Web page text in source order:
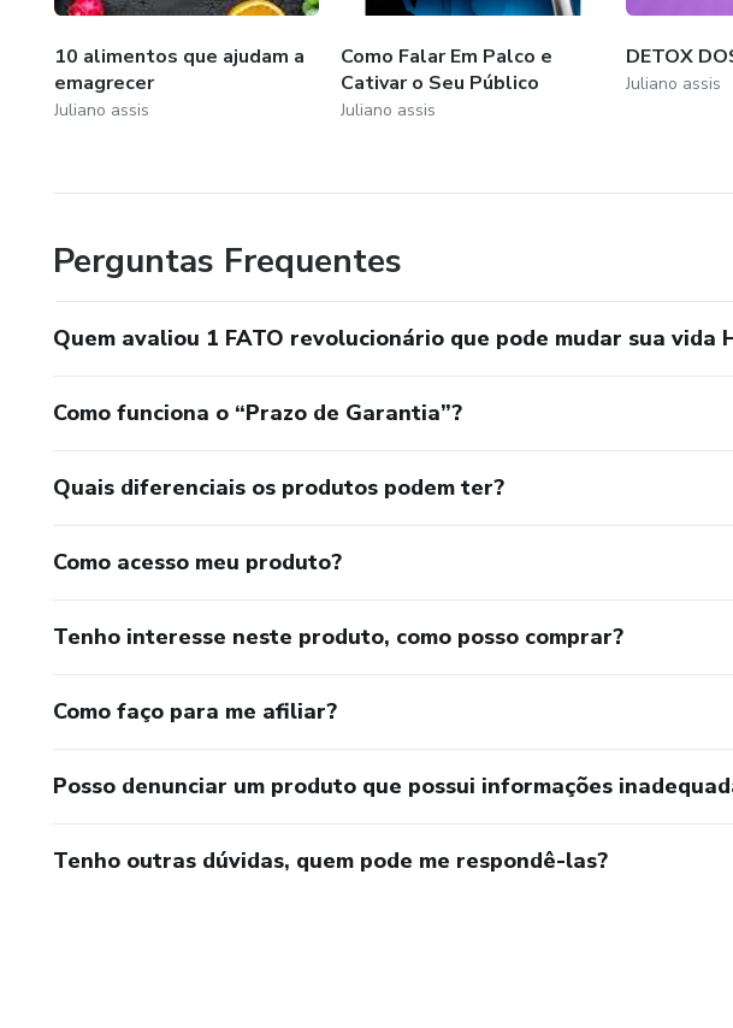
10 alimentos que ajudam a
emagrecer
Juliano assis
Como Falar Em Palco e
Cativar o Seu Público
Juliano assis
DETOX
Juliano assis
Perguntas Frequentes
Quem avaliou 1 FATO revolucionário que pode mudar sua vida
Como funciona o “Prazo de Garantia”?
Quais diferenciais os produtos podem ter?
Como acesso meu produto?
Tenho interesse neste produto, como posso comprar?
Como faço para me afiliar?
Posso denunciar um produto que possui informações
Tenho outras dúvidas, quem pode me respondê-las?